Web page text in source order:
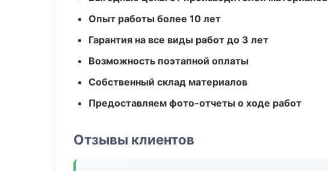
Опыт работы более 10 лет
Гарантия на все виды работ до 3 лет
Возможность поэтапной оплаты
Собственный склад материалов
Предоставляем фото-отчеты о ходе работ
Отзывы клиентов